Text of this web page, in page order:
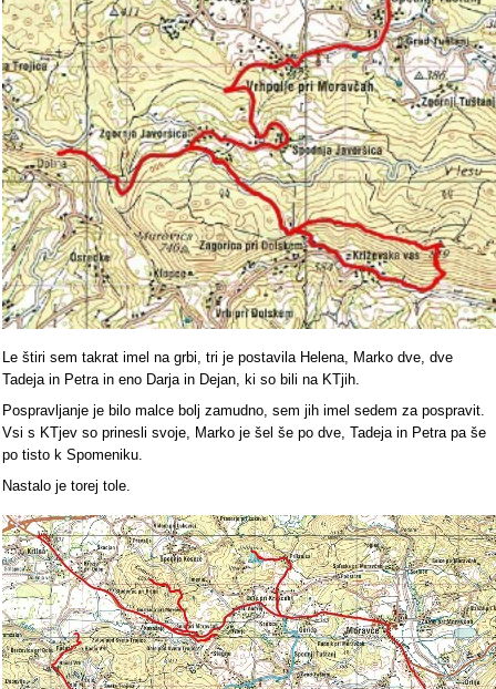
Le štiri sem takrat imel na grbi, tri je postavila Helena, Marko dve, dve
Tadeja in Petra in eno Darja in Dejan, ki so bili na KTjih.
Pospravljanje je bilo malce bolj zamudno, sem jih imel sedem za pospravit.
Vsi s KTjev so prinesli svoje, Marko je šel še po dve, Tadeja in Petra pa še
po tisto k Spomeniku.
Nastalo je torej tole.